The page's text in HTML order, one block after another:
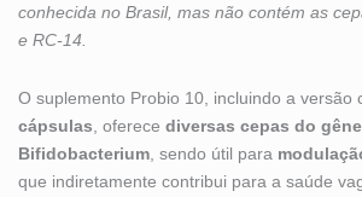
conhecida no Brasil, mas não contém as
e RC-14.
O suplemento Probio 10, incluindo a versão
cápsulas , oferece diversas cepas do
Bifidobacterium , sendo útil para
que indiretamente contribui para a saúde